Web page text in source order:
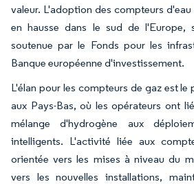
valeur. L'adoption des compteurs
en hausse dans le sud de l'Europe,
soutenue par le Fonds pour les
Banque européenne d'investissement.
L'élan pour les compteurs de gaz est
aux Pays-Bas, où les opérateurs ont
mélange d'hydrogène aux
intelligents. L'activité liée aux
orientée vers les mises à niveau du
vers les nouvelles installations,